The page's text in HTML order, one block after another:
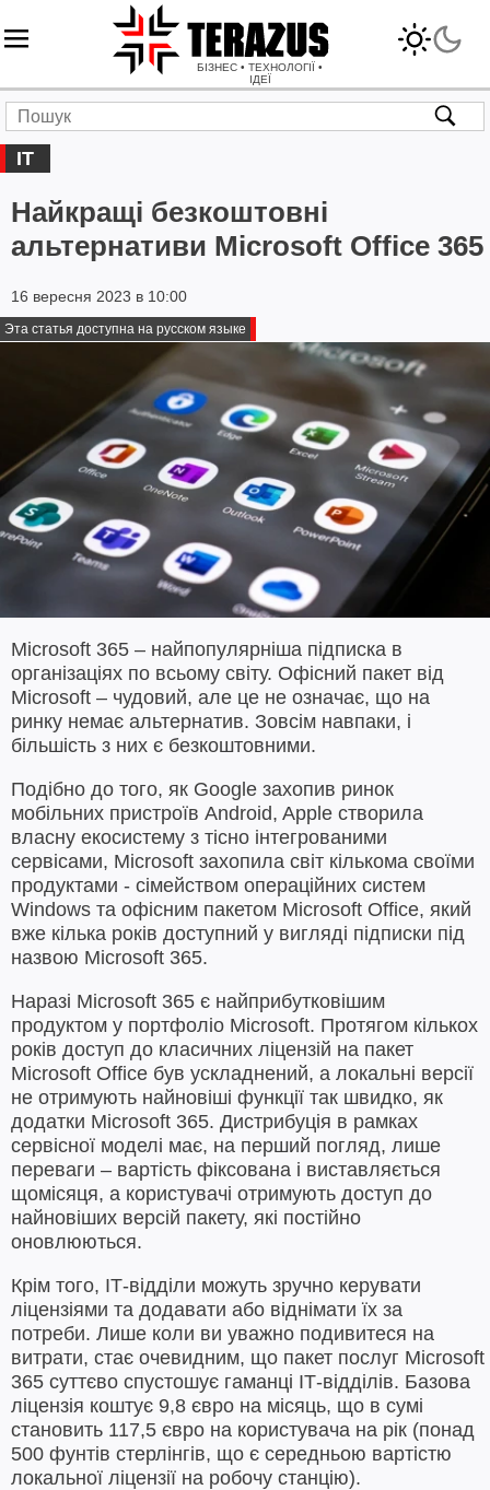
БІЗНЕС • ТЕХНОЛОГІЇ •
ІДЕЇ
IT
Найкращі безкоштовні
альтернативи Microsoft Office 365
16 вересня 2023 в 10:00
Эта статья доступна на русском языке
Microsoft 365 – найпопулярніша підписка в
організаціях по всьому світу. Офісний пакет від
Microsoft – чудовий, але це не означає, що на
ринку немає альтернатив. Зовсім навпаки, і
більшість з них є безкоштовними.
Подібно до того, як Google захопив ринок
мобільних пристроїв Android, Apple створила
власну екосистему з тісно інтегрованими
сервісами, Microsoft захопила світ кількома своїми
продуктами - сімейством операційних систем
Windows та офісним пакетом Microsoft Office, який
вже кілька років доступний у вигляді підписки під
назвою Microsoft 365.
Наразі Microsoft 365 є найприбутковішим
продуктом у портфоліо Microsoft. Протягом кількох
років доступ до класичних ліцензій на пакет
Microsoft Office був ускладнений, а локальні версії
не отримують найновіші функції так швидко, як
додатки Microsoft 365. Дистрибуція в рамках
сервісної моделі має, на перший погляд, лише
переваги – вартість фіксована і виставляється
щомісяця, а користувачі отримують доступ до
найновіших версій пакету, які постійно
оновлюються.
Крім того, ІТ-відділи можуть зручно керувати
ліцензіями та додавати або віднімати їх за
потреби. Лише коли ви уважно подивитеся на
витрати, стає очевидним, що пакет послуг Microsoft
365 суттєво спустошує гаманці ІТ-відділів. Базова
ліцензія коштує 9,8 євро на місяць, що в сумі
становить 117,5 євро на користувача на рік (понад
500 фунтів стерлінгів, що є середньою вартістю
локальної ліцензії на робочу станцію).